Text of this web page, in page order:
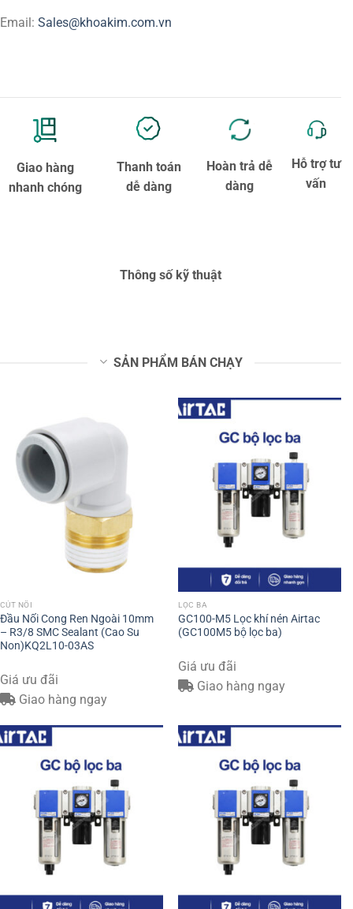
Email: Sales@khoakim.com.vn
Giao hàng
nhanh chóng
Thanh toán
dễ dàng
Hoàn trả dễ
dàng
Hỗ trợ tư
vấn
Thông số kỹ thuật
SẢN PHẨM BÁN CHẠY
CÚT NỐI
Đầu Nối Cong Ren Ngoài 10mm
– R3/8 SMC Sealant (Cao Su
Non)KQ2L10-03AS
Giá ưu đãi
Giao hàng ngay
LỌC BA
GC100-M5 Lọc khí nén Airtac
(GC100M5 bộ lọc ba)
Giá ưu đãi
Giao hàng ngay